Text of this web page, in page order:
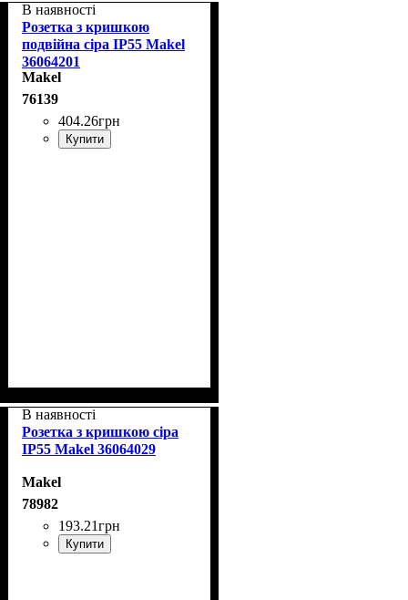
В наявності
Розетка з кришкою
подвійна сіра IP55 Makel
36064201
Makel
76139
404.26грн
Купити
В наявності
Розетка з кришкою сіра
IP55 Makel 36064029
Makel
78982
193.21грн
Купити